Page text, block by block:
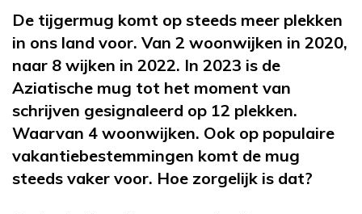
De tijgermug komt op steeds meer plekken
in ons land voor. Van 2 woonwijken in 2020,
naar 8 wijken in 2022. In 2023 is de
Aziatische mug tot het moment van
schrijven gesignaleerd op 12 plekken.
Waarvan 4 woonwijken. Ook op populaire
vakantiebestemmingen komt de mug
steeds vaker voor. Hoe zorgelijk is dat?